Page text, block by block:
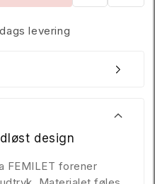
levering
design
FEMILET forener